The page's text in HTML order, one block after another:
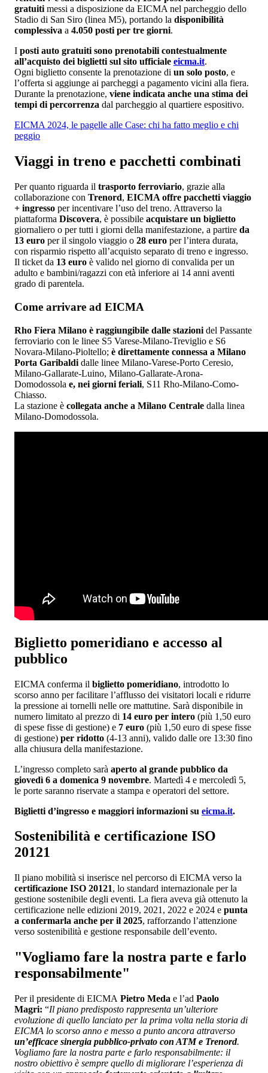
gratuitimessi a disposizione da EICMA nel parcheggio dello
Stadio di San Siro (linea M5), portando la disponibilità
complessiva a 4.050 posti per tre giorni.
I posti auto gratuiti sono prenotabili contestualmente
all’acquisto dei biglietti sul sito ufficiale eicma.it.
Ogni biglietto consente la prenotazione di un solo posto, e
l’offerta si aggiunge ai parcheggi a pagamento vicini alla fiera.
Durante la prenotazione, viene indicata anche una stima dei
tempi di percorrenza dal parcheggio al quartiere espositivo.
EICMA 2024, le pagelle alle Case: chi ha fatto meglio e chi
peggio
Viaggi in treno e pacchetti combinati
Per quanto riguarda il trasporto ferroviario, grazie alla
collaborazione con Trenord, EICMA offre pacchetti viaggio
+ ingresso per incentivare l’uso del treno. Attraverso la
piattaforma Discovera, è possibile acquistare un biglietto
giornaliero o per tutti i giorni della manifestazione, a partire da
13 euro per il singolo viaggio o 28 euro per l’intera durata,
con risparmio rispetto all’acquisto separato di treno e ingresso.
Il ticket da 13 euro è valido nel giorno di convalida per un
adulto e bambini/ragazzi con età inferiore ai 14 anni aventi
grado di parentela.
Come arrivare ad EICMA
Rho Fiera Milano è raggiungibile dalle stazioni del Passante
ferroviario con le linee S5 Varese-Milano-Treviglio e S6
Novara-Milano-Pioltello; è direttamente connessa a Milano
Porta Garibaldi dalle linee Milano-Varese-Porto Ceresio,
Milano-Gallarate-Luino, Milano-Gallarate-Arona-
Domodossola e, nei giorni feriali, S11 Rho-Milano-Como-
Chiasso.
La stazione è collegata anche a Milano Centrale dalla linea
Milano-Domodossola.
Biglietto pomeridiano e accesso al
pubblico
EICMA conferma il biglietto pomeridiano, introdotto lo
scorso anno per facilitare l’afflusso dei visitatori locali e ridurre
la pressione ai tornelli nelle ore mattutine. Sarà disponibile in
numero limitato al prezzo di 14 euro per intero (più 1,50 euro
di spese fisse di gestione) e 7 euro (più 1,50 euro di spese fisse
di gestione) per ridotto (4-13 anni), valido dalle ore 13:30 fino
alla chiusura della manifestazione.
L’ingresso completo sarà aperto al grande pubblico da
giovedì 6 a domenica 9 novembre. Martedì 4 e mercoledì 5,
le porte saranno riservate a stampa e operatori del settore.
Biglietti d’ingresso e maggiori informazioni su eicma.it.
Sostenibilità e certificazione ISO
20121
Il piano mobilità si inserisce nel percorso di EICMA verso la
certificazione ISO 20121, lo standard internazionale per la
gestione sostenibile degli eventi. La fiera aveva già ottenuto la
certificazione nelle edizioni 2019, 2021, 2022 e 2024 e punta
a confermarla anche per il 2025, rafforzando l’attenzione
verso sostenibilità e gestione responsabile dell’evento.
"Vogliamo fare la nostra parte e farlo
responsabilmente"
Per il presidente di EICMA Pietro Meda e l’ad Paolo
Magri: “Il piano predisposto rappresenta un’ulteriore
evoluzione di quello lanciato per la prima volta nella storia di
EICMA lo scorso anno e messo a punto ancora attraverso
un’efficace sinergia pubblico-privato con ATM e Trenord.
Vogliamo fare la nostra parte e farlo responsabilmente: il
nostro obiettivo è sempre quello di migliorare l’esperienza di